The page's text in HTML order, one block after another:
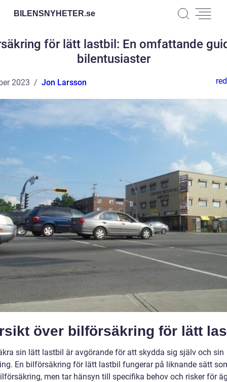
BILENSNYHETER.se
för lätt lastbil: En omfattande
bilentusiaster
2023 Jon Larsson
över bilförsäkring för lätt
sin lätt lastbil är avgörande för att skydda sig själv och sin
En bilförsäkring för lätt lastbil fungerar på liknande sätt
men tar hänsyn till specifika behov och risker för